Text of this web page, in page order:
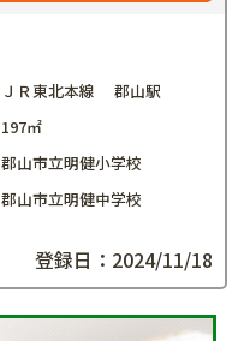
ＪＲ東北本線 郡山駅
197㎡
郡山市立明健小学校
郡山市立明健中学校
登録日：2024/11/18